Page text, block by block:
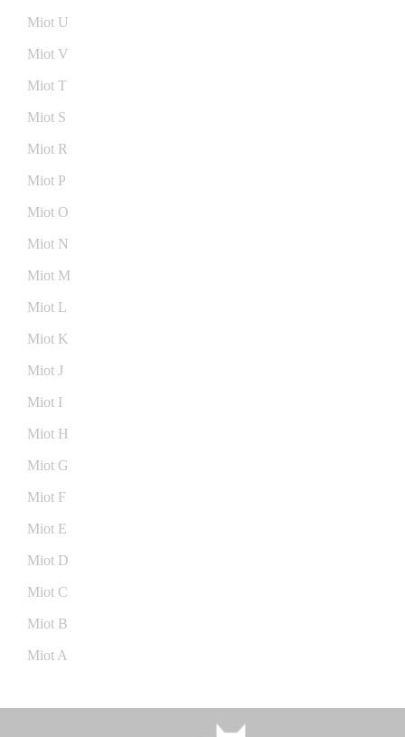
Miot U
Miot V
Miot T
Miot S
Miot R
Miot P
Miot O
Miot N
Miot M
Miot L
Miot K
Miot J
Miot I
Miot H
Miot G
Miot F
Miot E
Miot D
Miot C
Miot B
Miot A